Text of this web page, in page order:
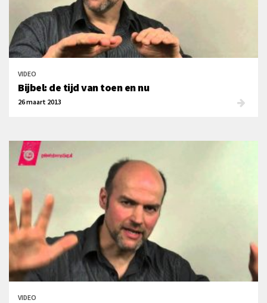
VIDEO
Bijbel: de tijd van toen en nu
26 maart 2013
VIDEO